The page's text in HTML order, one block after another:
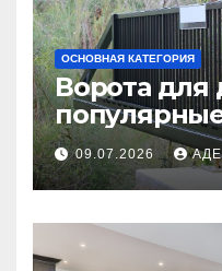
ОСНОВНАЯ КАТЕГОРИЯ
Ворота для
09.07.2026